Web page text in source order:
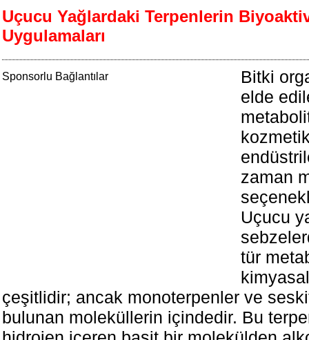
Uçucu Yağlardaki Terpenlerin
Uygulamaları
Sponsorlu Bağlantılar
Bitki
elde
zaman
Uçucu
tür
çeşitlidir; ancak monoterpenler ve
bulunan moleküllerin içindedir. Bu